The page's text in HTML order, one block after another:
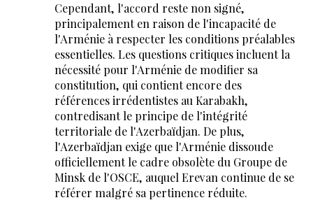
Cependant, l'accord reste non signé,
principalement en raison de l'incapacité de
l'Arménie à respecter les conditions préalables
essentielles. Les questions critiques incluent la
nécessité pour l'Arménie de modifier sa
constitution, qui contient encore des
références irrédentistes au Karabakh,
contredisant le principe de l'intégrité
territoriale de l'Azerbaïdjan. De plus,
l'Azerbaïdjan exige que l'Arménie dissoude
officiellement le cadre obsolète du Groupe de
Minsk de l'OSCE, auquel Erevan continue de se
référer malgré sa pertinence réduite.